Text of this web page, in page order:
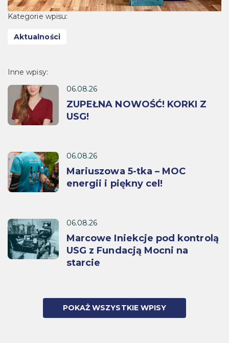
Kategorie wpisu:
Aktualności
Inne wpisy:
06.08.26
ZUPEŁNA NOWOŚĆ! KORKI Z
USG!
06.08.26
Mariuszowa 5-tka – MOC
energii i piękny cel!
06.08.26
Marcowe Iniekcje pod kontrolą
USG z Fundacją Mocni na
starcie
POKAŻ WSZYSTKIE WPISY